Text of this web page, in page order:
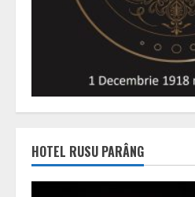
HOTEL RUSU PARÂNG